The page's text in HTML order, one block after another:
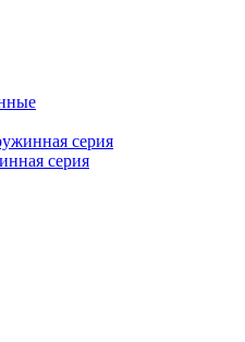
серия
серия